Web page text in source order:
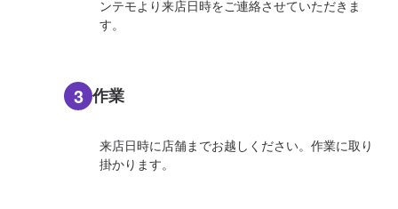
ンテモより来店日時をご連絡させていただきま
す。
3 作業
来店日時に店舗までお越しください。作業に取り
掛かります。